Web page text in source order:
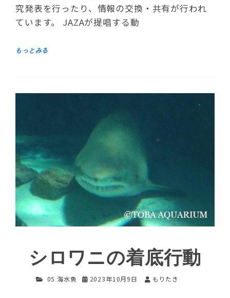
究発表を行ったり、情報の交換・共有が行われ
ています。 JAZAが提唱する動
シロワニの着底行動
05 海水魚 2023年10月9日 もりたき